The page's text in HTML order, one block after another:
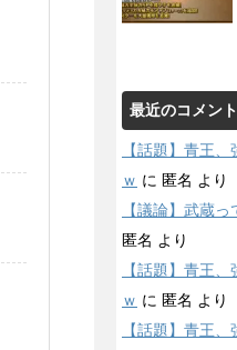
最近のコメント
【話題】青王
ｗ に 匿名 より
【議論】武蔵
匿名 より
【話題】青王
ｗ に 匿名 より
【話題】青王